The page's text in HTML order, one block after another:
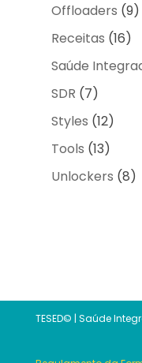
Offloaders (9)
Receitas (16)
Saúde
SDR (7)
Styles (12)
Tools (13)
Unlockers (8)
TESED© | Saúde